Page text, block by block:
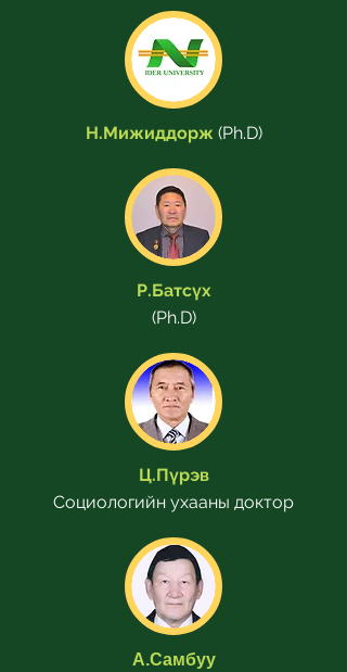
Н.Мижиддорж (Ph.D)
Р.Батсүх
(Ph.D)
Ц.Пүрэв
Социологийн ухааны доктор
А.Самбуу